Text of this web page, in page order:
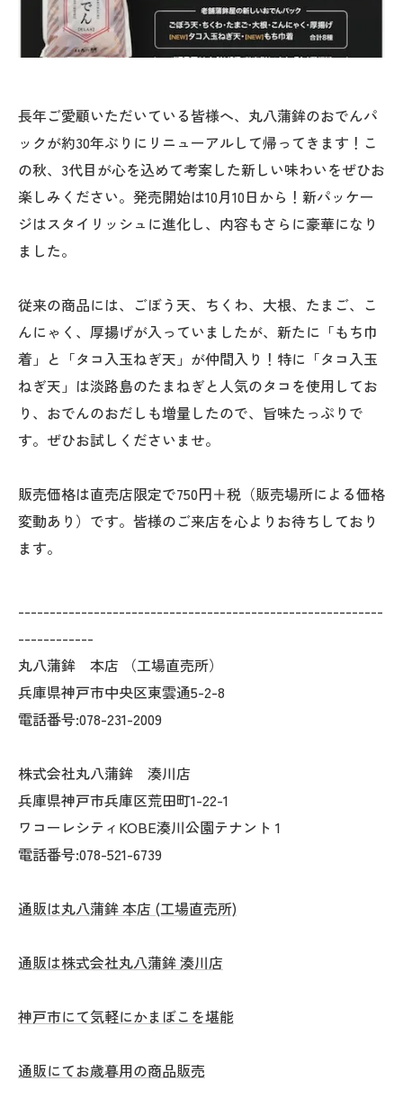
長年ご愛顧いただいている皆様へ、丸八蒲鉾のおでんパ
ックが約30年ぶりにリニューアルして帰ってきます！こ
の秋、3代目が心を込めて考案した新しい味わいをぜひお
楽しみください。発売開始は10月10日から！新パッケー
ジはスタイリッシュに進化し、内容もさらに豪華になり
ました。
従来の商品には、ごぼう天、ちくわ、大根、たまご、こ
んにゃく、厚揚げが入っていましたが、新たに「もち巾
着」と「タコ入玉ねぎ天」が仲間入り！特に「タコ入玉
ねぎ天」は淡路島のたまねぎと人気のタコを使用してお
り、おでんのおだしも増量したので、旨味たっぷりで
す。ぜひお試しくださいませ。
販売価格は直売店限定で750円＋税（販売場所による価格
変動あり）です。皆様のご来店を心よりお待ちしており
ます。
----------------------------------------------------------
------------
丸八蒲鉾 本店 （工場直売所）
兵庫県神戸市中央区東雲通5-2-8
電話番号:078-231-2009
株式会社丸八蒲鉾 湊川店
兵庫県神戸市兵庫区荒田町1-22-1
ワコーレシティKOBE湊川公園テナント 1
電話番号:078-521-6739
通販は丸八蒲鉾 本店 (工場直売所)
通販は株式会社丸八蒲鉾 湊川店
神戸市にて気軽にかまぼこを堪能
通販にてお歳暮用の商品販売